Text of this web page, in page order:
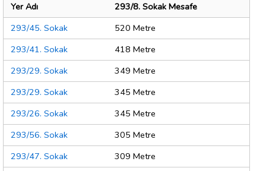
Yer Adı
293/8. Sokak Mesafe
293/45. Sokak
520 Metre
293/41. Sokak
418 Metre
293/29. Sokak
349 Metre
293/29. Sokak
345 Metre
293/26. Sokak
345 Metre
293/56. Sokak
305 Metre
293/47. Sokak
309 Metre